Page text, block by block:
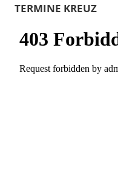
TERMINE KREUZ